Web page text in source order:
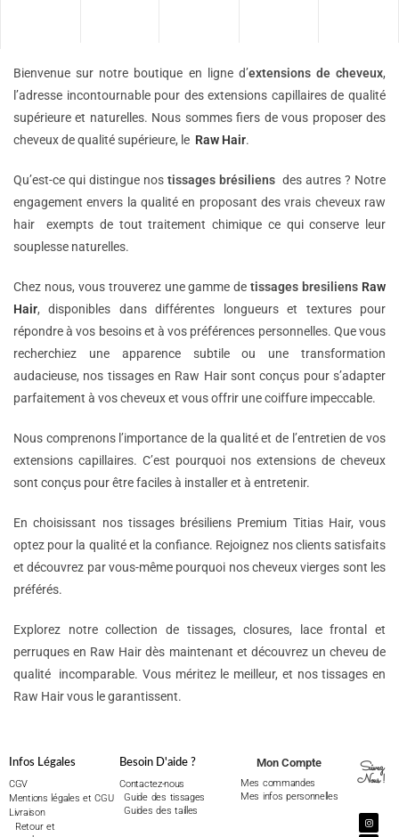
Bienvenue sur notre boutique en ligne d’extensions decheveux,
l’adresse incontournable pour des extensions capillaires de qualité
supérieure et naturelles. Nous sommes fiers de vous proposer des
cheveux de qualité supérieure, le Raw Hair.
Qu’est-ce qui distingue nos tissages brésiliens des autres ? Notre
engagement envers la qualité en proposant des vrais cheveux raw
hair exempts de tout traitement chimique ce qui conserve leur
souplesse naturelles.
Chez nous, vous trouverez une gamme detissages bresiliens Raw
Hair, disponibles dans différentes longueurs et textures pour
répondre à vos besoins et à vos préférences personnelles. Que vous
recherchiez une apparence subtile ou une transformation
audacieuse, nos tissages en Raw Hair sont conçus pour s’adapter
parfaitement à vos cheveux et vous offrir une coiffure impeccable.
Nous comprenons l’importance de la qualité et de l’entretien de vos
extensions capillaires. C’est pourquoi nos extensions de cheveux
sont conçus pour être faciles à installer et à entretenir.
En choisissant nos tissages brésiliens Premium Titias Hair, vous
optez pour la qualité et la confiance. Rejoignez nos clients satisfaits
et découvrez par vous-même pourquoi nos cheveux vierges sont les
préférés.
Explorez notre collection de tissages, closures, lace frontal et
perruques en Raw Hair dès maintenant et découvrez un cheveu de
qualité incomparable. Vous méritez le meilleur, et nos tissages en
Raw Hair vous le garantissent.
Infos Légales
CGV
Mentions légales et CGU
Livraison
Retour et
Besoin D'aide ?
Contactez-nous
Guide des tissages
Guides des tailles
Mon Compte
Mes commandes
Mes infos personnelles
Suivez
Nous !